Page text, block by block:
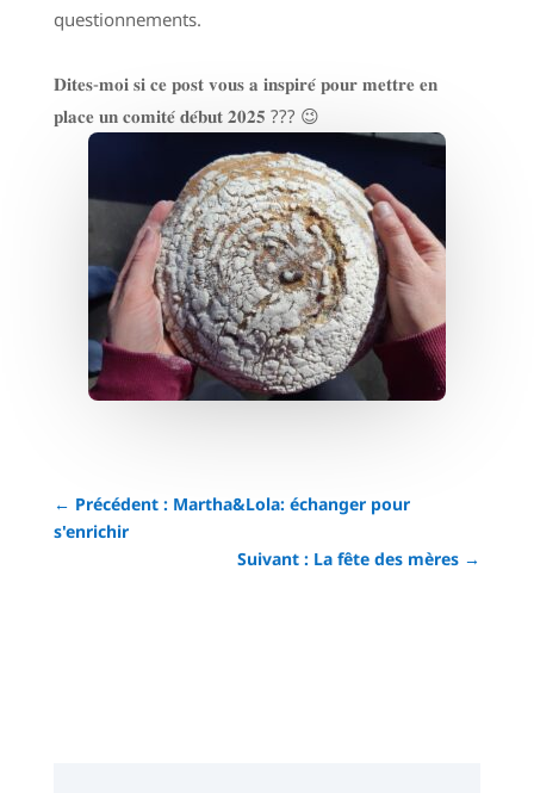
questionnements.
𝐃𝐢𝐭𝐞𝐬-𝐦𝐨𝐢 𝐬𝐢 𝐜𝐞 𝐩𝐨𝐬𝐭 𝐯𝐨𝐮𝐬 𝐚 𝐢𝐧𝐬𝐩𝐢𝐫𝐞́ 𝐩𝐨𝐮𝐫 𝐦𝐞𝐭𝐭𝐫𝐞 𝐞𝐧
𝐩𝐥𝐚𝐜𝐞 𝐮𝐧 𝐜𝐨𝐦𝐢𝐭𝐞́ 𝐝𝐞́𝐛𝐮𝐭 𝟐𝟎𝟐𝟓 ??? 😉
← Précédent : Martha&Lola: échanger pour
s'enrichir
Suivant : La fête des mères →